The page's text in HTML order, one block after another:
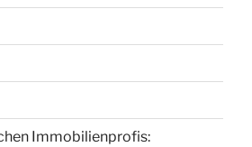
Immobilienprofis: